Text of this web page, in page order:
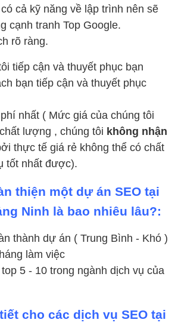
cả kỹ năng về lập trình nên sẽ
cạnh tranh Top Google.
rõ ràng.
tiếp cận và thuyết phục bạn
bạn tiếp cận và thuyết phục
nhất ( Mức giá của chúng tôi
lượng , chúng tôi không nhận
thực tế giá rẻ không thể có chất
tốt nhất được).
thiện một dự án SEO tại
Ninh là bao nhiêu lâu?:
thành dự án ( Trung Bình - Khó )
làm việc
5 - 10 trong ngành dịch vụ của
cho các dịch vụ SEO tại